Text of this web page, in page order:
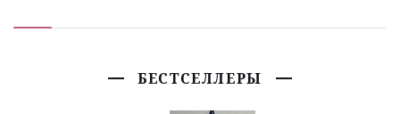
БЕСТСЕЛЛЕРЫ